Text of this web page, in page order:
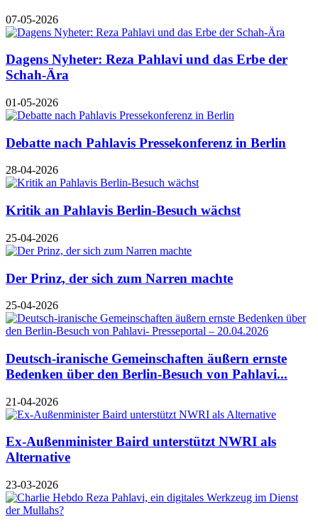
07-05-2026
Dagens Nyheter: Reza Pahlavi und das Erbe der
Schah-Ära
01-05-2026
Debatte nach Pahlavis Pressekonferenz in Berlin
28-04-2026
Kritik an Pahlavis Berlin-Besuch wächst
25-04-2026
Der Prinz, der sich zum Narren machte
25-04-2026
Deutsch-iranische Gemeinschaften äußern ernste
Bedenken über den Berlin-Besuch von Pahlavi...
21-04-2026
Ex-Außenminister Baird unterstützt NWRI als
Alternative
23-03-2026